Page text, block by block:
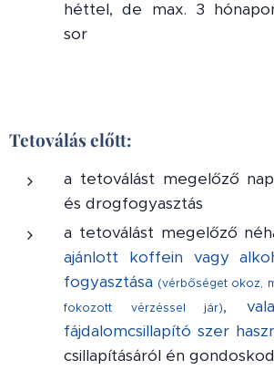
héttel, de max. 3
sor
Tetoválás előtt:
a tetoválást megelőző
és drogfogyasztás
a tetoválást megelőző
ajánlott koffein vagy
fogyasztása (vérbőséget okoz,
fokozott vérzéssel jár),
fájdalomcsillapító szer
csillapításáról én